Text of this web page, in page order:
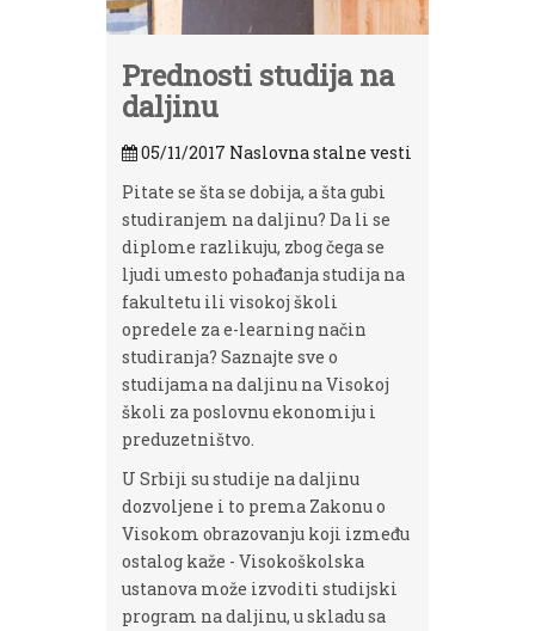
Prednosti studija na
daljinu
05/11/2017 Naslovna stalne vesti
Pitate se šta se dobija, a šta gubi
studiranjem na daljinu? Da li se
diplome razlikuju, zbog čega se
ljudi umesto pohađanja studija na
fakultetu ili visokoj školi
opredele za e-learning način
studiranja? Saznajte sve o
studijama na daljinu na Visokoj
školi za poslovnu ekonomiju i
preduzetništvo.
U Srbiji su studije na daljinu
dozvoljene i to prema Zakonu o
Visokom obrazovanju koji između
ostalog kaže - Visokoškolska
ustanova može izvoditi studijski
program na daljinu, u skladu sa